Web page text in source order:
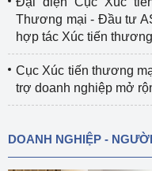
Thương mại - Đầu tư
hợp tác Xúc tiến
Cục Xúc tiến thương
trợ doanh nghiệp mở
DOANH NGHIỆP -